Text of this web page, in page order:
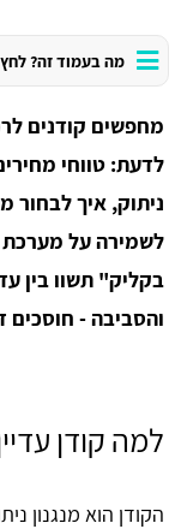
מה בעמוד זה? לחץ
מחפשים קודנים
לדעת: טווחי
ניתוק, איך לבחור
לשמירה על
והסביבה - חוסכים
למה קודן
הקודן הוא מנגנון